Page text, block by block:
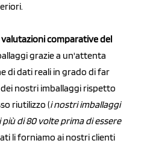
comparative del
grazie a un'attenta
di dati reali in grado di far
nostri imballaggi rispetto
riutilizzo (i nostri imballaggi
di 80 volte prima di essere
li forniamo ai nostri clienti